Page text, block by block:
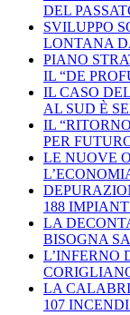
DEL
SVILUPPO
LONTANA
PIANO
IL “DE
IL CASO
AL SUD È
IL
PER
LE NUOVE
188
LA
BISOGNA
L’INFERNO
LA
107